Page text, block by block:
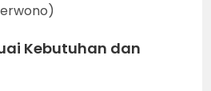
Kebutuhan dan